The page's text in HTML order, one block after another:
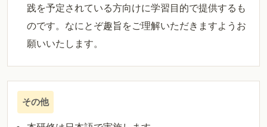
践を予定されている方向けに学習目的で提供するも
のです。なにとぞ趣旨をご理解いただきますようお
願いいたします。
その他